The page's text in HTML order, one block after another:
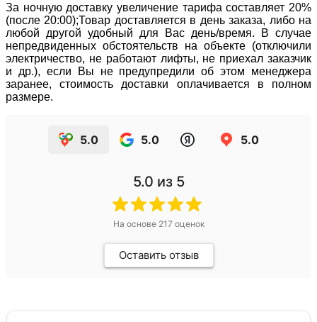
За ночную доставку увеличение тарифа составляет 20%
(после 20:00);Товар доставляется в день заказа, либо на
любой другой удобный для Вас день/время. В случае
непредвиденных обстоятельств на объекте (отключили
электричество, не работают лифты, не приехал заказчик
и др.), если Вы не предупредили об этом менеджера
заранее, стоимость доставки оплачивается в полном
размере.
5.0 5.0 5.0
5.0 из 5
На основе 217 оценок
Оставить отзыв